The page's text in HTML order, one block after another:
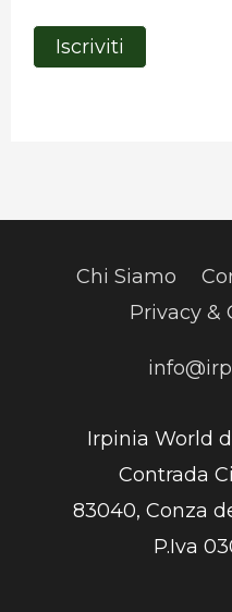
Chi Siamo
Privacy &
Irpinia World
Contrada
83040, Conza
P.Iva